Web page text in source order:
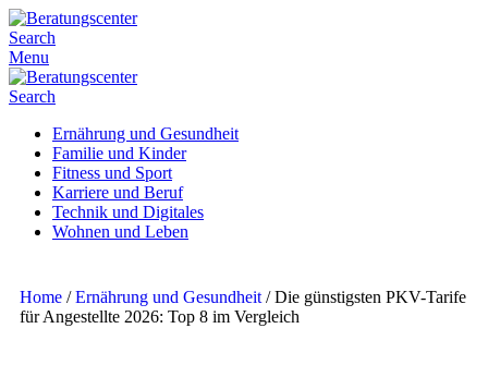
Search
Menu
Search
Ernährung und Gesundheit
Familie und Kinder
Fitness und Sport
Karriere und Beruf
Technik und Digitales
Wohnen und Leben
Home /Ernährung und Gesundheit /Die günstigsten PKV-Tarife
für Angestellte 2026: Top 8 im Vergleich